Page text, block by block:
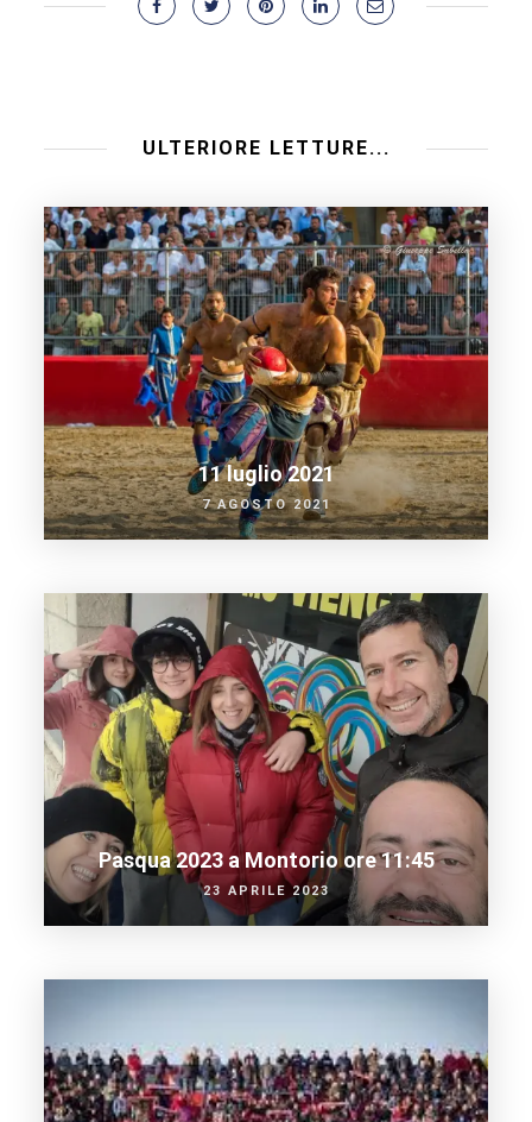
ULTERIORE LETTURE...
11 luglio 2021
7 AGOSTO 2021
Pasqua 2023 a Montorio ore 11:45
23 APRILE 2023